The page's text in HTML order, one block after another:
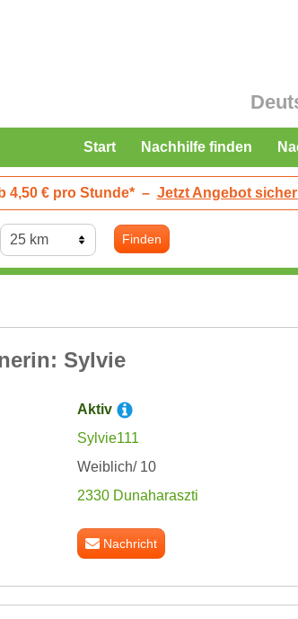
Start Nachhilfe finden
4,50 € pro Stunde* – Jetzt Angebot
Finden
Sylvie
Aktiv
Sylvie111
Weiblich/ 10
2330 Dunaharaszti
Nachricht